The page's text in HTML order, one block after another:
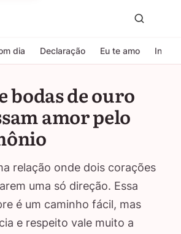
dia Declaração Eu te amo
bodas de ouro
amor pelo
relação onde dois corações
uma só direção. Essa
é um caminho fácil, mas
e respeito vale muito a